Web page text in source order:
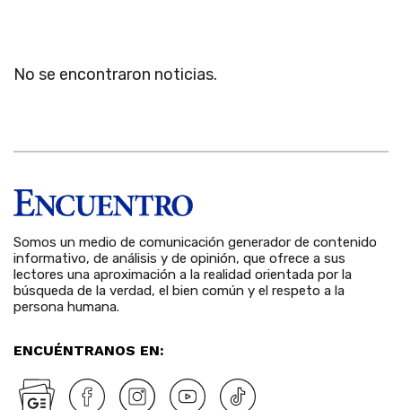
No se encontraron noticias.
Somos un medio de comunicación generador de contenido
informativo, de análisis y de opinión, que ofrece a sus
lectores una aproximación a la realidad orientada por la
búsqueda de la verdad, el bien común y el respeto a la
persona humana.
ENCUÉNTRANOS EN: